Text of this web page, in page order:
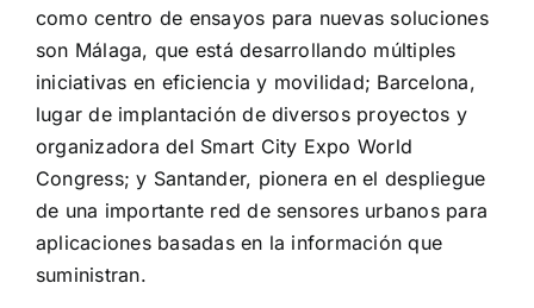
como centro de ensayos para nuevas soluciones
son Málaga, que está desarrollando múltiples
iniciativas en eficiencia y movilidad; Barcelona,
lugar de implantación de diversos proyectos y
organizadora del Smart City Expo World
Congress; y Santander, pionera en el despliegue
de una importante red de sensores urbanos para
aplicaciones basadas en la información que
suministran.